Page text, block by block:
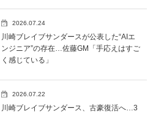
2026.07.24
川崎ブレイブサンダースが公表した“AIエ
ンジニア”の存在…佐藤GM「手応えはすご
く感じている」
2026.07.22
川崎ブレイブサンダース、古豪復活へ…3